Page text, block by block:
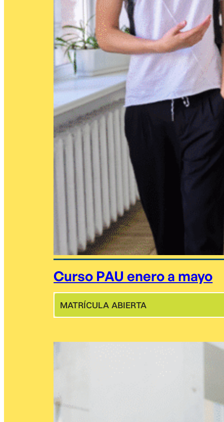
Curso PAU enero a mayo
MATRÍCULA ABIERTA